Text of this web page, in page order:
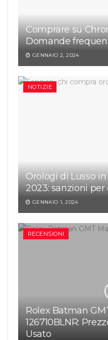
Comprare su
Domande
GENNAIO 2, 2024
NOTIZIE
Orologi di Lusso
2023: sanzioni
GENNAIO 1, 2024
RECENSIONI
Rolex Batman
126710BLNR:
Usato